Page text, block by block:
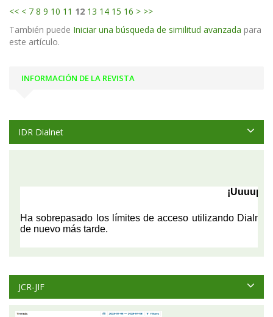
<< < 7 8 9 10 11 12 13 14 15 16 > >>
También puede Iniciar una búsqueda de similitud avanzada para
este artículo.
INFORMACIÓN DE LA REVISTA
IDR Dialnet
JCR-JIF